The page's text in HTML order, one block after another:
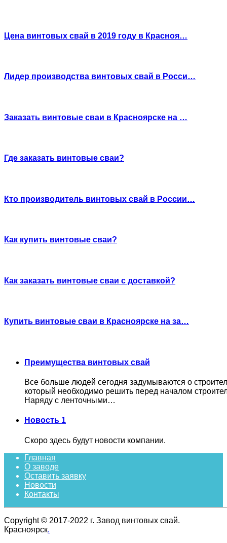
Цена винтовых свай в 2019 году в Красноя…
Лидер производства винтовых свай в Росси…
Заказать винтовые сваи в Красноярске на …
Где заказать винтовые сваи?
Кто производитель винтовых свай в России…
Как купить винтовые сваи?
Как заказать винтовые сваи с доставкой?
Купить винтовые сваи в Красноярске на за…
Преимущества винтовых свай
Все больше людей сегодня задумываются о
который необходимо решить перед началом
Наряду с ленточными…
Новость 1
Скоро здесь будут новости компании.
Главная
О заводе
Оставить заявку
Новости
Контакты
Copyright © 2017-2022 г. Завод винтовых свай.
Красноярск.